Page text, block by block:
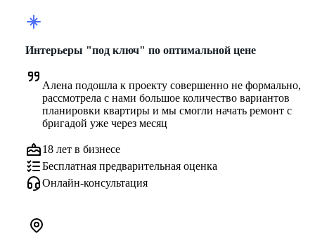
Интерьеры "под ключ" по оптимальной цене
Алена подошла к проекту совершенно не формально,
рассмотрела с нами большое количество вариантов
планировки квартиры и мы смогли начать ремонт с
бригадой уже через месяц
18 лет в бизнесе
Бесплатная предварительная оценка
Онлайн-консультация